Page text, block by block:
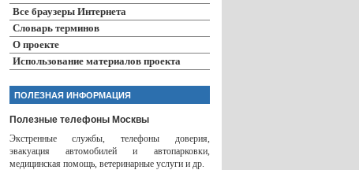
Все браузеры Интернета
Словарь терминов
О проекте
Использование материалов проекта
ПОЛЕЗНАЯ ИНФОРМАЦИЯ
Полезные телефоны Москвы
Экстренные службы, телефоны доверия,
эвакуация автомобилей и автопарковки,
медицинская помощь, ветеринарные услуги и др.